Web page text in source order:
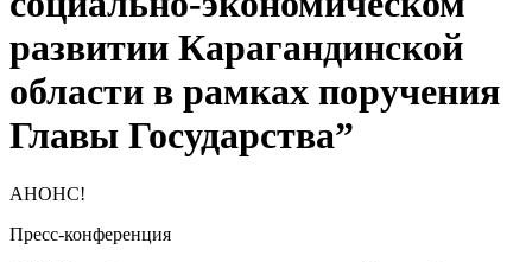
развитии Карагандинской
области в рамках поручения
Главы Государства”
АНОНС!
Пресс-конференция